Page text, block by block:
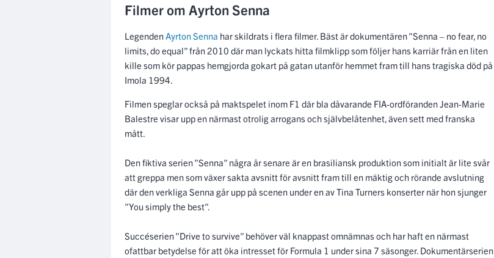
Filmer om Ayrton Senna
Legenden Ayrton Senna har skildrats i flera filmer. Bäst är dokumentären ”Senna – no fear, no
limits, do equal” från 2010 där man lyckats hitta filmklipp som följer hans karriär från en liten
kille som kör pappas hemgjorda gokart på gatan utanför hemmet fram till hans tragiska död på
Imola 1994.
Filmen speglar också på maktspelet inom F1 där bla dåvarande FIA-ordföranden Jean-Marie
Balestre visar upp en närmast otrolig arrogans och självbelåtenhet, även sett med franska
mått.
Den fiktiva serien ”Senna” några år senare är en brasiliansk produktion som initialt är lite svår
att greppa men som växer sakta avsnitt för avsnitt fram till en mäktig och rörande avslutning
där den verkliga Senna går upp på scenen under en av Tina Turners konserter när hon sjunger
”You simply the best”.
Succéserien ”Drive to survive” behöver väl knappast omnämnas och har haft en närmast
ofattbar betydelse för att öka intresset för Formula 1 under sina 7 säsonger. Dokumentärserien